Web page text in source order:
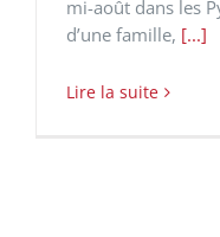
mi-août dans les
d’une famille, [...]
Lire la suite